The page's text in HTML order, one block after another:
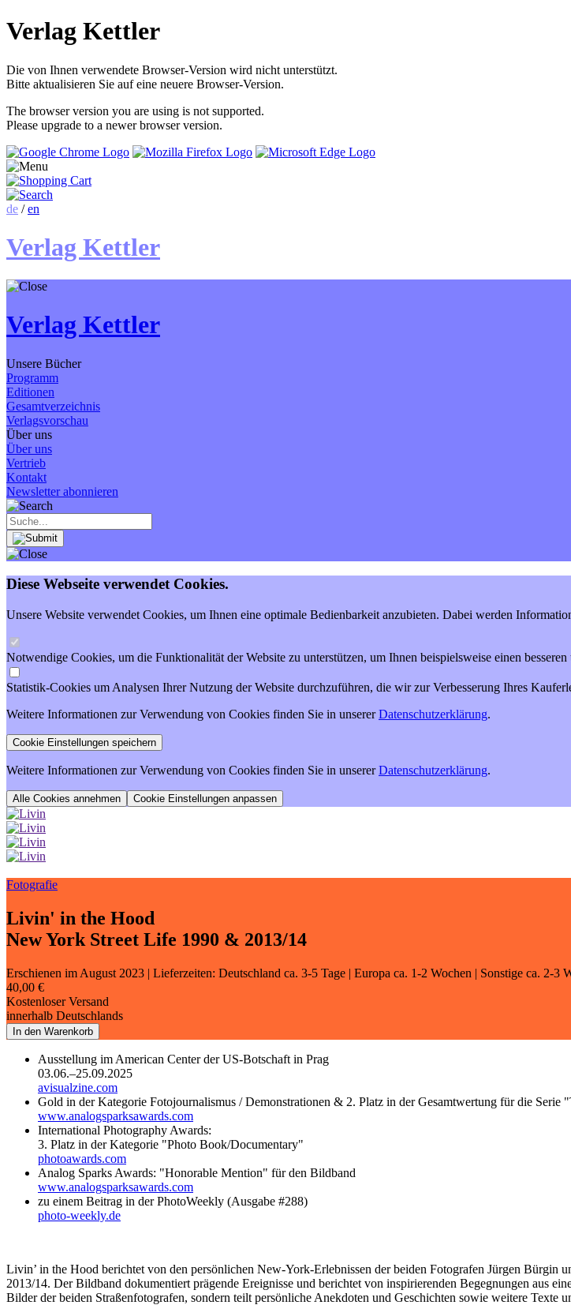
Verlag Kettler
Die von Ihnen verwendete Browser-Version wird nicht unterstützt.
Bitte aktualisieren Sie auf eine neuere Browser-Version.
The browser version you are using is not supported.
Please upgrade to a newer browser version.
de /en
Verlag Kettler
Verlag Kettler
Unsere Bücher
Programm
Editionen
Gesamtverzeichnis
Verlagsvorschau
Über uns
Über uns
Vertrieb
Kontakt
Newsletter abonnieren
Diese Webseite verwendet Cookies.
Unsere Website verwendet Cookies, um Ihnen eine optimale Bedienbarkeit anzubieten. Dabei werden
Notwendige Cookies, um die Funktionalität der Website zu unterstützen, um Ihnen beispielsweise einen
Statistik-Cookies um Analysen Ihrer Nutzung der Website durchzuführen, die wir zur Verbesserung Ihres
Weitere Informationen zur Verwendung von Cookies finden Sie in unsererDatenschutzerklärung.
Weitere Informationen zur Verwendung von Cookies finden Sie in unsererDatenschutzerklärung.
Cookie Einstellungen anpassen
Fotografie
Livin' in the Hood
New York Street Life 1990 & 2013/14
Erschienen im August 2023 | Lieferzeiten: Deutschland ca. 3-5 Tage | Europa ca. 1-2 Wochen | Sonstige ca. 2-3
40,00 €
Kostenloser Versand
innerhalb Deutschlands
In den Warenkorb
Ausstellung im American Center der US-Botschaft in Prag
03.06.–25.09.2025
avisualzine.com
Gold in der Kategorie Fotojournalismus / Demonstrationen & 2. Platz in der Gesamtwertung für die Serie
www.analogsparksawards.com
International Photography Awards:
3. Platz in der Kategorie "Photo Book/Documentary"
photoawards.com
Analog Sparks Awards: "Honorable Mention" für den Bildband
www.analogsparksawards.com
zu einem Beitrag in der PhotoWeekly (Ausgabe #288)
photo-weekly.de
Livin’ in the Hood berichtet von den persönlichen New-York-Erlebnissen der beiden Fotografen Jürgen Bürgin
2013/14. Der Bildband dokumentiert prägende Ereignisse und berichtet von inspirierenden Begegnungen aus
Bilder der beiden Straßenfotografen, sondern teilt persönliche Anekdoten und Geschichten sowie weitere Texte